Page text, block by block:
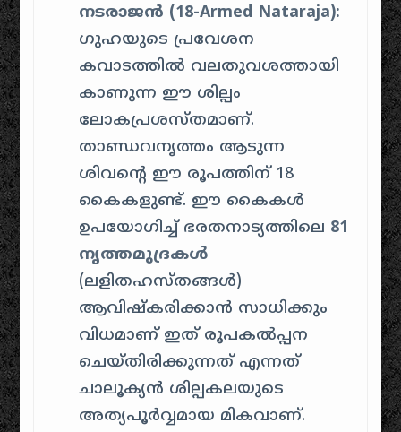
നടരാജൻ (18-Armed Nataraja):
ഗുഹയുടെ പ്രവേശന
കവാടത്തിൽ വലതുവശത്തായി
കാണുന്ന ഈ ശില്പം
ലോകപ്രശസ്തമാണ്.
താണ്ഡവനൃത്തം ആടുന്ന
ശിവന്റെ ഈ രൂപത്തിന് 18
കൈകളുണ്ട്. ഈ കൈകൾ
ഉപയോഗിച്ച് ഭരതനാട്യത്തിലെ 81
നൃത്തമുദ്രകൾ
(ലളിതഹസ്തങ്ങൾ)
ആവിഷ്കരിക്കാൻ സാധിക്കും
വിധമാണ് ഇത് രൂപകൽപ്പന
ചെയ്തിരിക്കുന്നത് എന്നത്
ചാലൂക്യൻ ശില്പകലയുടെ
അത്യപൂർവ്വമായ മികവാണ്.